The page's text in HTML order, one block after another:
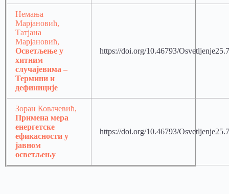
Немања
Марјановић,
Татјана
Марјановић,
Осветљење у
хитним
случајевима –
Термини и
дефиниције
https://doi.org/10.46793/
Зоран Ковачевић,
Примена мера
енергетске
ефикасности у
јавном
осветљењу
https://doi.org/10.46793/